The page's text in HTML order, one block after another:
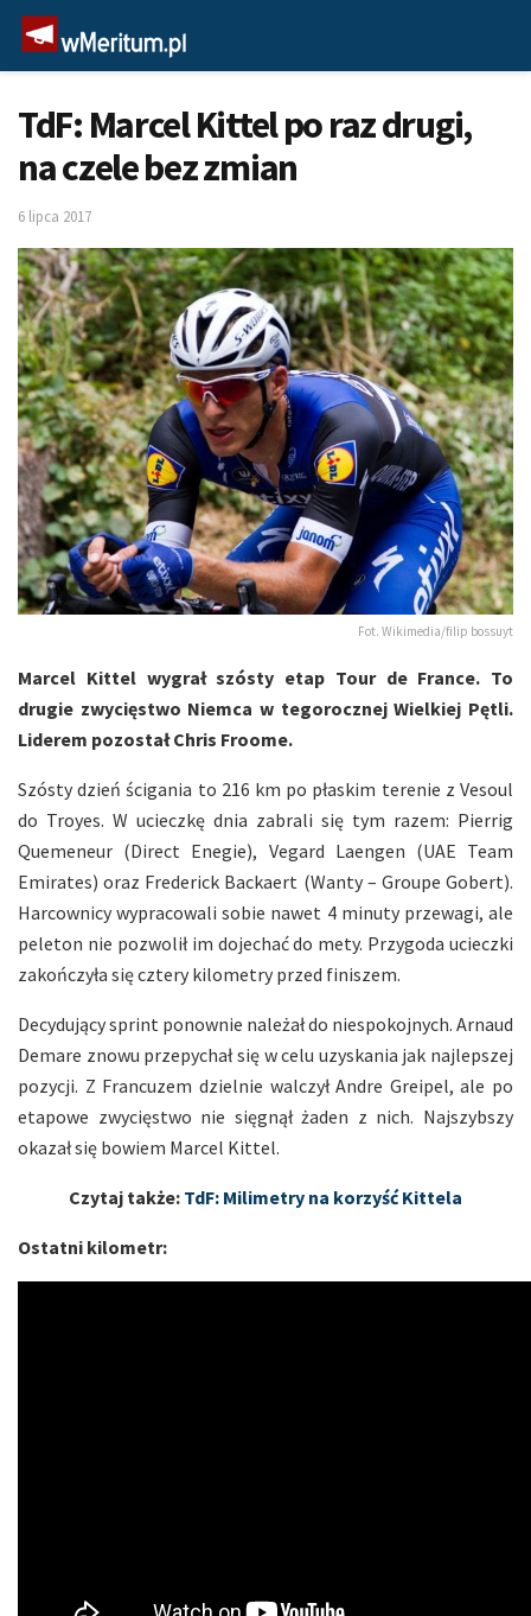
TdF: Marcel Kittel po raz drugi,
na czele bez zmian
6 lipca 2017
Fot. Wikimedia/filip bossuyt
Marcel Kittel wygrał szósty etap Tour de France. To
drugie zwycięstwo Niemca w tegorocznej Wielkiej Pętli.
Liderem pozostał Chris Froome.
Szósty dzień ścigania to 216 km po płaskim terenie z Vesoul
do Troyes. W ucieczkę dnia zabrali się tym razem: Pierrig
Quemeneur (Direct Enegie), Vegard Laengen (UAE Team
Emirates) oraz Frederick Backaert (Wanty – Groupe Gobert).
Harcownicy wypracowali sobie nawet 4 minuty przewagi, ale
peleton nie pozwolił im dojechać do mety. Przygoda ucieczki
zakończyła się cztery kilometry przed finiszem.
Decydujący sprint ponownie należał do niespokojnych. Arnaud
Demare znowu przepychał się w celu uzyskania jak najlepszej
pozycji. Z Francuzem dzielnie walczył Andre Greipel, ale po
etapowe zwycięstwo nie sięgnął żaden z nich. Najszybszy
okazał się bowiem Marcel Kittel.
Czytaj także: TdF: Milimetry na korzyść Kittela
Ostatni kilometr: